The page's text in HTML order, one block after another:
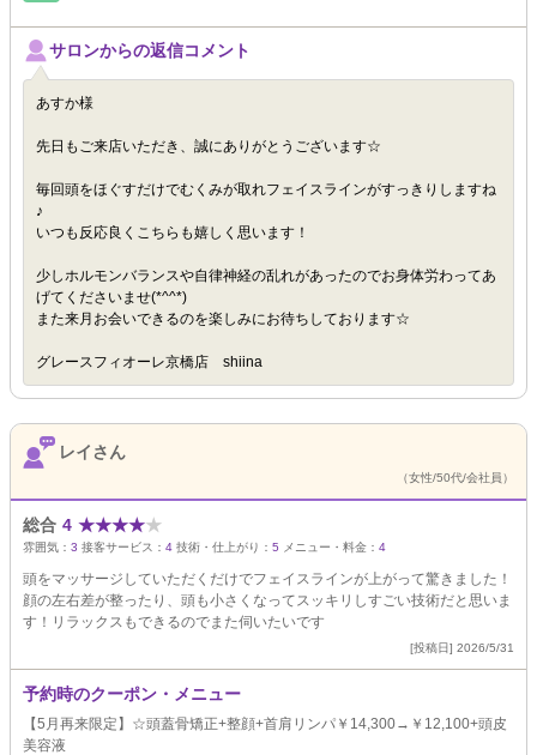
サロンからの返信コメント
あすか様
先日もご来店いただき、誠にありがとうございます☆
毎回頭をほぐすだけでむくみが取れフェイスラインがすっきりしますね
♪
いつも反応良くこちらも嬉しく思います！
少しホルモンバランスや自律神経の乱れがあったのでお身体労わってあ
げてくださいませ(*^^*)
また来月お会いできるのを楽しみにお待ちしております☆
グレースフィオーレ京橋店 shiina
レイさん
（女性/50代/会社員）
総合 4 ★★★★★
雰囲気： 3 接客サービス： 4 技術・仕上がり： 5 メニュー・料金： 4
頭をマッサージしていただくだけでフェイスラインが上がって驚きました！
顔の左右差が整ったり、頭も小さくなってスッキリしすごい技術だと思いま
す！リラックスもできるのでまた伺いたいです
[投稿日] 2026/5/31
予約時のクーポン・メニュー
【5月再来限定】☆頭蓋骨矯正+整顔+首肩リンパ￥14,300→￥12,100+頭皮
美容液